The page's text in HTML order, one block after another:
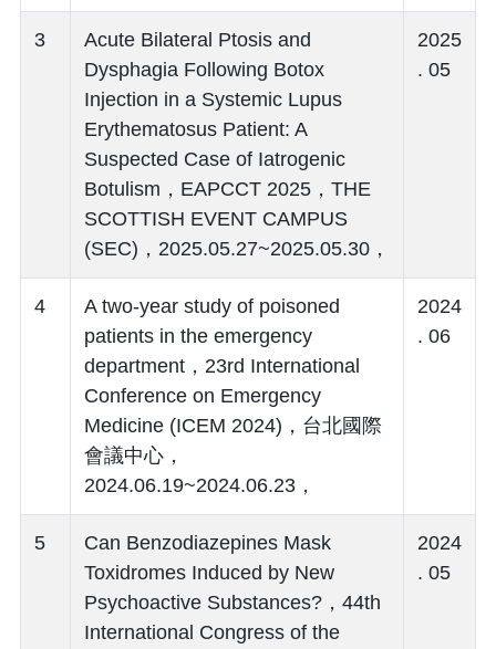
3
Acute Bilateral Ptosis and
Dysphagia Following Botox
Injection in a Systemic Lupus
Erythematosus Patient: A
Suspected Case of Iatrogenic
Botulism，EAPCCT 2025，THE
SCOTTISH EVENT CAMPUS
(SEC)，2025.05.27~2025.05.30，
2025
. 05
4
A two-year study of poisoned
patients in the emergency
department，23rd International
Conference on Emergency
Medicine (ICEM 2024)，台北國際
會議中心，
2024.06.19~2024.06.23，
2024
. 06
5
Can Benzodiazepines Mask
Toxidromes Induced by New
Psychoactive Substances?，44th
International Congress of the
2024
. 05